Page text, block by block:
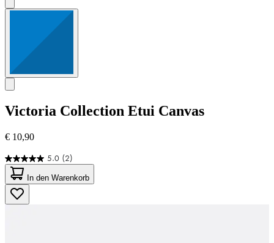
Victoria Collection Etui Canvas
€ 10,90
5.0 (2)
5.0
von
5
Sternen.
2
In den Warenkorb